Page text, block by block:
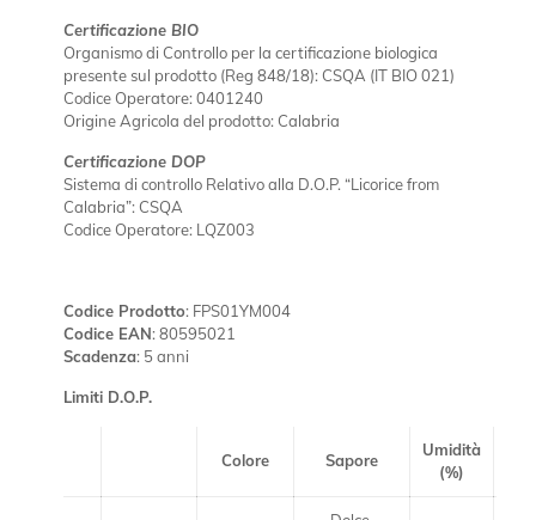
Certificazione BIO
Organismo di Controllo per la certificazione biologica
presente sul prodotto (Reg 848/18): CSQA (IT BIO 021)
Codice Operatore: 0401240
Origine Agricola del prodotto: Calabria
Certificazione DOP
Sistema di controllo Relativo alla D.O.P. “Licorice from
Calabria”: CSQA
Codice Operatore: LQZ003
Codice Prodotto: FPS01YM004
Codice EAN: 80595021
Scadenza: 5 anni
Limiti D.O.P.
Colore Sapore
Umidità
(%)